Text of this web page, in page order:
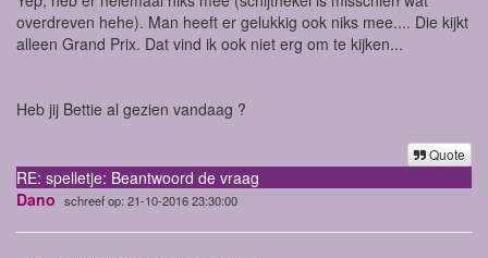
overdreven hehe). Man heeft er gelukkig ook niks mee.... Die kijkt
alleen Grand Prix. Dat vind ik ook niet erg om te kijken...
Heb jij Bettie al gezien vandaag ?
Quote
RE: spelletje: Beantwoord de vraag
Dano schreef op: 21-10-2016 23:30:00